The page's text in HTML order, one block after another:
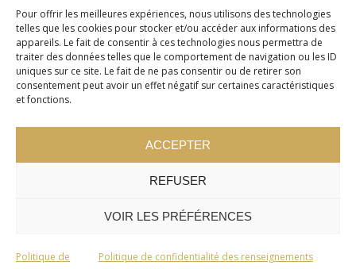
Pour offrir les meilleures expériences, nous utilisons des technologies
telles que les cookies pour stocker et/ou accéder aux informations des
appareils. Le fait de consentir à ces technologies nous permettra de
traiter des données telles que le comportement de navigation ou les ID
uniques sur ce site. Le fait de ne pas consentir ou de retirer son
consentement peut avoir un effet négatif sur certaines caractéristiques
et fonctions.
ACCEPTER
REFUSER
VOIR LES PRÉFÉRENCES
Politique de Politique de confidentialité des renseignements
Desmaures QC G3A 0M7
© 2024 Cercle Kaizen. Tous droits réservés -